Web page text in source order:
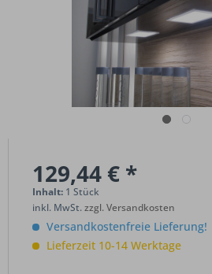
129,44 € *
Inhalt: 1 Stück
inkl. MwSt.zzgl. Versandkosten
Versandkostenfreie Lieferung!
Lieferzeit 10-14 Werktage